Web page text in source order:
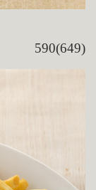
590(649)